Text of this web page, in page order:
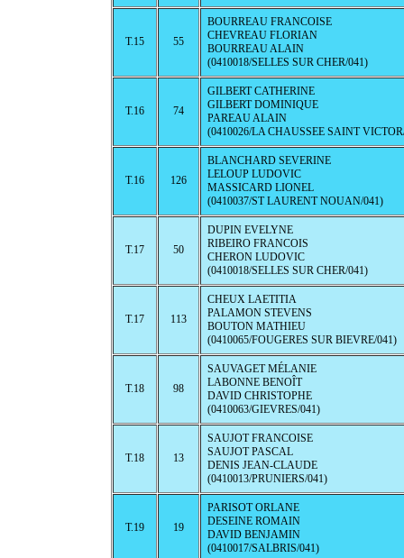
T.15 55
BOURREAU FRANCOISE
CHEVREAU FLORIAN
BOURREAU ALAIN
(0410018/SELLES SUR CHER/041)
T.16 74
GILBERT CATHERINE
GILBERT DOMINIQUE
PAREAU ALAIN
(0410026/LA CHAUSSEE SAINT
T.16 126
BLANCHARD SEVERINE
LELOUP LUDOVIC
MASSICARD LIONEL
(0410037/ST LAURENT NOUAN/041)
T.17 50
DUPIN EVELYNE
RIBEIRO FRANCOIS
CHERON LUDOVIC
(0410018/SELLES SUR CHER/041)
T.17 113
CHEUX LAETITIA
PALAMON STEVENS
BOUTON MATHIEU
(0410065/FOUGERES SUR BIEVRE/041)
T.18 98
SAUVAGET MÉLANIE
LABONNE BENOÎT
DAVID CHRISTOPHE
(0410063/GIEVRES/041)
T.18 13
SAUJOT FRANCOISE
SAUJOT PASCAL
DENIS JEAN-CLAUDE
(0410013/PRUNIERS/041)
T.19 19
PARISOT ORLANE
DESEINE ROMAIN
DAVID BENJAMIN
(0410017/SALBRIS/041)